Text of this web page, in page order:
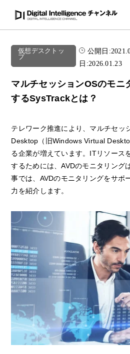
仮想デスクトッ
プ
公開日:
日:2026.01.23
マルチセッションOSのモニ
するSysTrackとは？
テレワーク推進により、マルチセッ
Desktop（旧Windows Virtual
る企業が増えています。ITリソース
するためには、AVDのモニタリング
事では、AVDのモニタリングをサポ
力を紹介します。